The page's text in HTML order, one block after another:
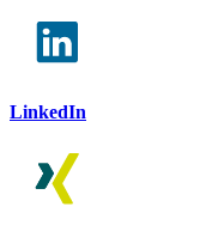
LinkedIn